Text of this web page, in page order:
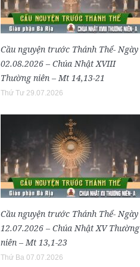
Cầu nguyện trước Thánh Thể- Ngày
02.08.2026 – Chúa Nhật XVIII
Thường niên – Mt 14,13-21
Thứ Tư 29.07.2026
Cầu nguyện trước Thánh Thể- Ngày
12.07.2026 – Chúa Nhật XV Thường
niên – Mt 13,1-23
Thứ Ba 07.07.2026